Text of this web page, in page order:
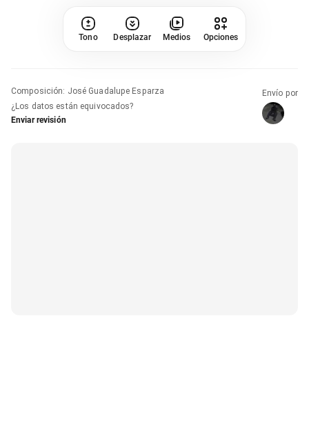
Tono Desplazar Medios Opciones
Composición: José Guadalupe Esparza
¿Los datos están equivocados?
Enviar revisión
Envío por